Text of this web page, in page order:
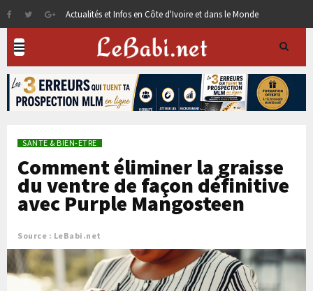
Actualités et Infos en Côte d'Ivoire et dans le Monde
SANTE & BIEN-ETRE
Comment éliminer la graisse
du ventre de façon définitive
avec Purple Mangosteen
Source : LeBabi.net